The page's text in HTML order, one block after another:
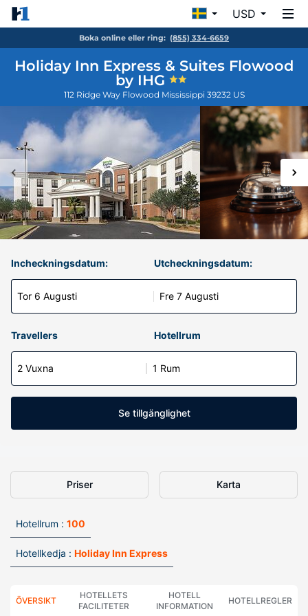
USD
Boka online eller ring: (855) 334-6659
Holiday Inn Express & Suites Flowood
by IHG
112 Ridge Way Flowood Mississippi 39232 US
Incheckningsdatum:
Tor 6 Augusti
Utcheckningsdatum:
Fre 7 Augusti
Travellers Hotellrum
2 Vuxna 1 Rum
Se tillgänglighet
Priser Karta
Hotellrum : 100
Hotellkedja : Holiday Inn Express
ÖVERSIKT
HOTELLETS
FACILITETER
HOTELL
INFORMATION
HOTELLREGLER